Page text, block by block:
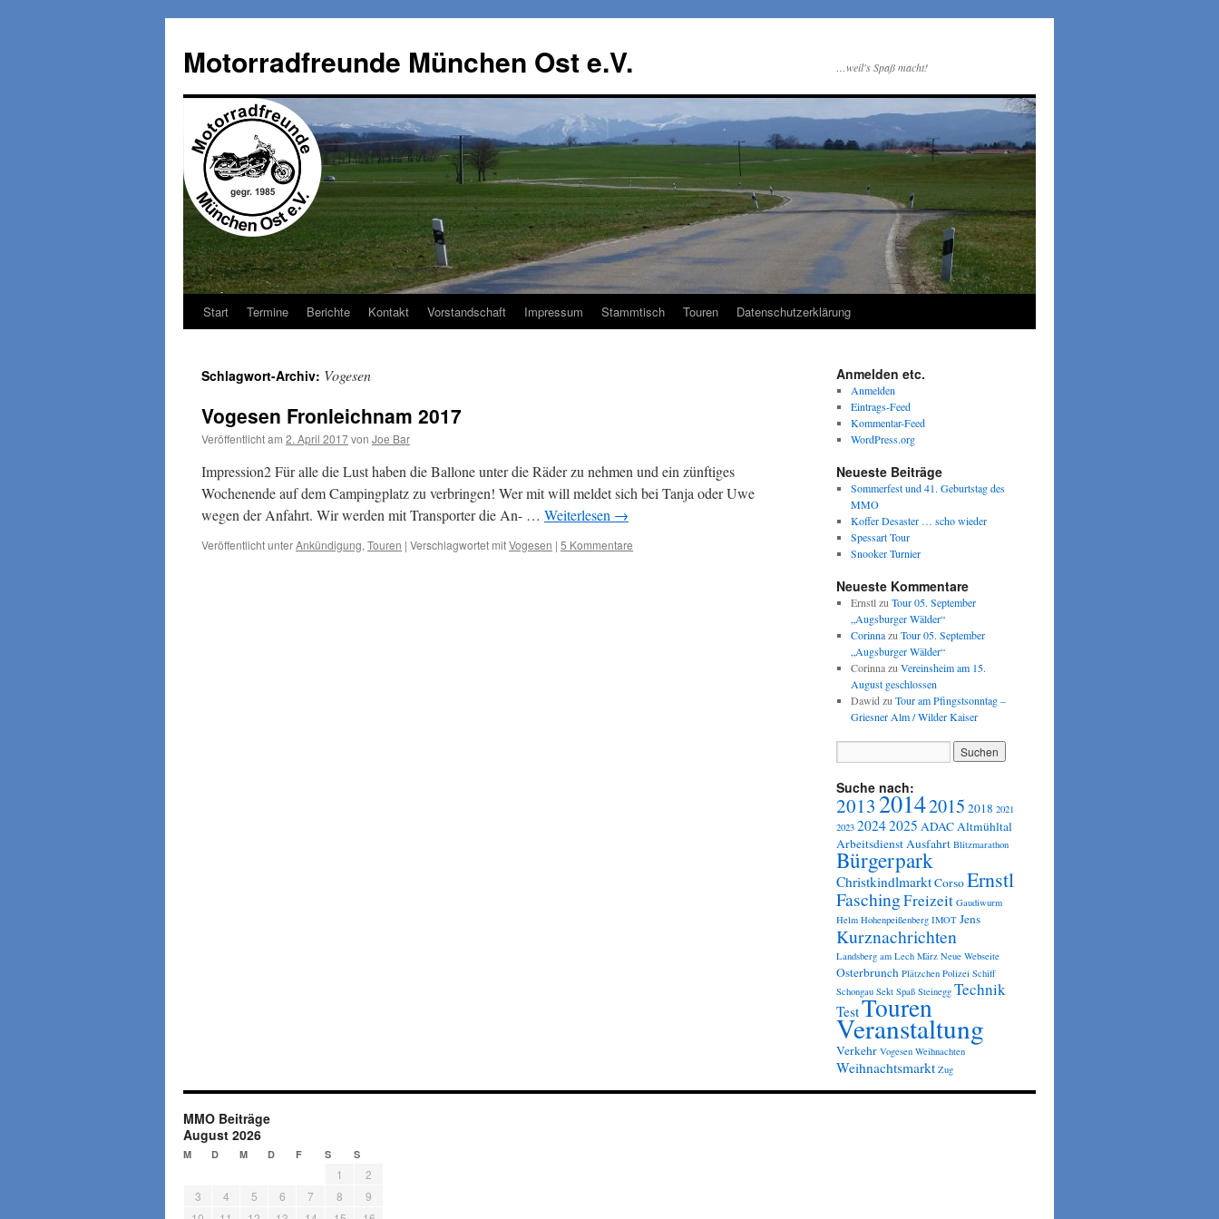
springen
Motorradfreunde München Ost e.V. …weil's Spaß macht!
Start Termine Berichte Kontakt Vorstandschaft Impressum Stammtisch Touren Datenschutzerklärung
Schlagwort-Archiv: Vogesen
Vogesen Fronleichnam 2017
Veröffentlicht am 2. April 2017von Joe Bar
Impression2 Für alle die Lust haben die Ballone unter die Räder zu nehmen und ein zünftiges
Wochenende auf dem Campingplatz zu verbringen! Wer mit will meldet sich bei Tanja oder Uwe
wegen der Anfahrt. Wir werden mit Transporter die An- … Weiterlesen →
Veröffentlicht unterAnkündigung, Touren | Verschlagwortet mitVogesen | 5 Kommentare
Anmelden etc.
Anmelden
Eintrags-Feed
Kommentar-Feed
WordPress.org
Neueste Beiträge
Sommerfest und 41. Geburtstag des
MMO
Koffer Desaster … scho wieder
Spessart Tour
Snooker Turnier
Neueste Kommentare
Ernstlzu Tour 05. September
„Augsburger Wälder“
Corinnazu Tour 05. September
„Augsburger Wälder“
Corinnazu Vereinsheim am 15.
August geschlossen
Dawid zu Tour am Pfingstsonntag –
Griesner Alm / Wilder Kaiser
Suche nach:
201320142015 2018 2021
2023 20242025 ADACAltmühltal
ArbeitsdienstAusfahrt Blitzmarathon
Bürgerpark
ChristkindlmarktCorsoErnstl
FaschingFreizeit Gaudiwurm
Helm Hohenpeißenberg IMOT Jens
Kurznachrichten
Landsberg am Lech März Neue Webseite
Osterbrunch Plätzchen Polizei Schiff
Schongau Sekt Spaß Steinegg Technik
TestTouren
Veranstaltung
Verkehr Vogesen Weihnachten
Weihnachtsmarkt Zug
MMO Beiträge
August 2026
M D M D F S S
1
2
3
4 5 6 7 8
9